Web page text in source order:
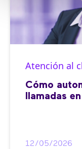
Atención al
Cómo
llamadas
12/05/2026